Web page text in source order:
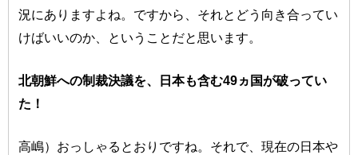
況にありますよね。ですから、それとどう向き合ってい
けばいいのか、ということだと思います。
北朝鮮への制裁決議を、日本も含む49ヵ国が破ってい
た！
高嶋）おっしゃるとおりですね。それで、現在の日本や